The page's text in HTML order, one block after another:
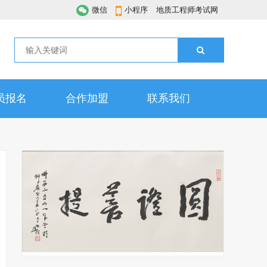
微信 小程序 地质工程师考试网
报名 合作加盟 联系我们